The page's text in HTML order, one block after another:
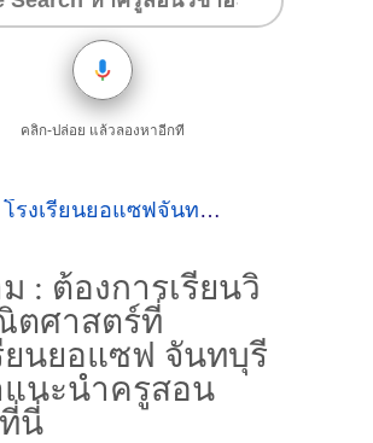
คลิก-ปล่อย แล้วลองหาอีกที
โรงเรียนยอแซฟจันทบุรี
: ต้องการเรียนวิ
ตศาสตร์ที่
ยนยอแซฟ จันทบุรี
นะนำครูสอน
นี่